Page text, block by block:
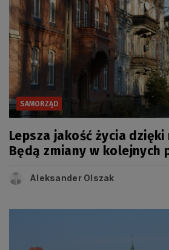
SAMORZĄD
Lepsza jakość życia
Będą zmiany w kolejnych
Aleksander Olszak